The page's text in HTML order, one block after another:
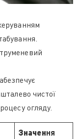
чистої
огляду.
Значення